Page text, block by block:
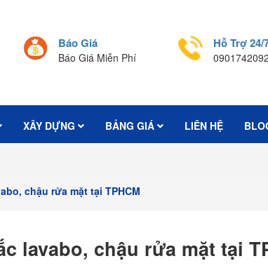
Báo Giá
Báo Giá Miễn Phí
Hỗ Trợ 24/
0901742092
XÂY DỰNG BẢNG GIÁ LIÊN HỆ
chậu rửa mặt tại TPHCM
lavabo, chậu rửa mặt tại